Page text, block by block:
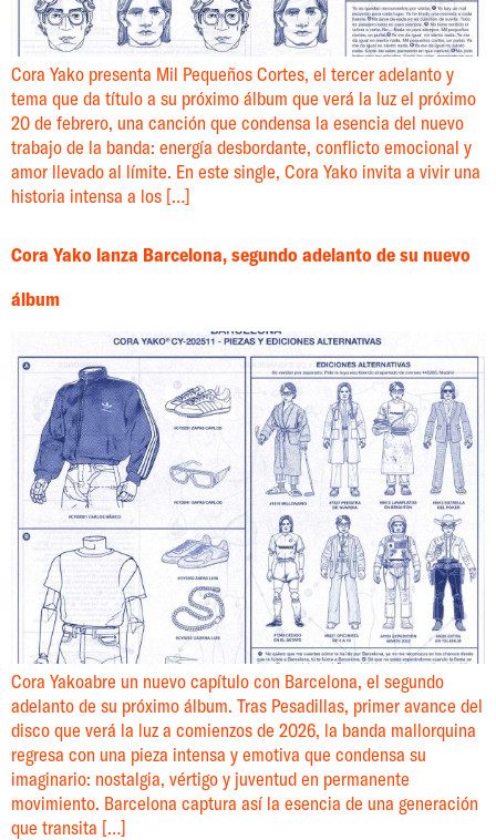
Cora Yako presenta Mil Pequeños Cortes, el tercer adelanto y
tema que da título a su próximo álbum que verá la luz el próximo
20 de febrero, una canción que condensa la esencia del nuevo
trabajo de la banda: energía desbordante, conflicto emocional y
amor llevado al límite. En este single, Cora Yako invita a vivir una
historia intensa a los […]
Cora Yako lanza Barcelona, segundo adelanto de su nuevo
álbum
Cora Yakoabre un nuevo capítulo con Barcelona, el segundo
adelanto de su próximo álbum. Tras Pesadillas, primer avance del
disco que verá la luz a comienzos de 2026, la banda mallorquina
regresa con una pieza intensa y emotiva que condensa su
imaginario: nostalgia, vértigo y juventud en permanente
movimiento. Barcelona captura así la esencia de una generación
que transita […]